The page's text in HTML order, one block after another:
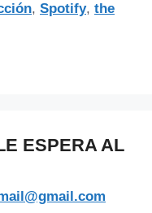
, Spotify, the
ESPERA AL